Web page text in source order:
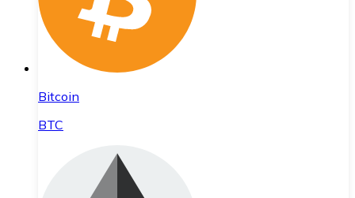
Bitcoin
BTC